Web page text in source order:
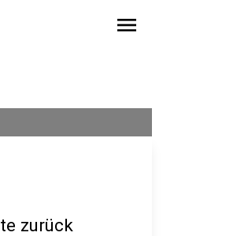
menu
zurück